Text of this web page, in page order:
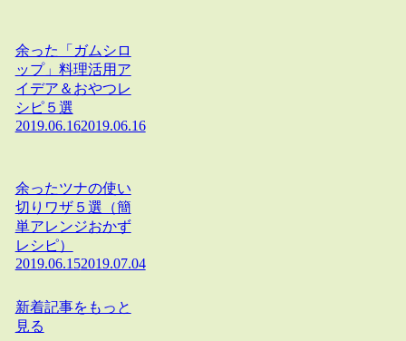
余った「ガムシロ
ップ」料理活用ア
イデア＆おやつレ
シピ５選
2019.06.162019.06.16
余ったツナの使い
切りワザ５選（簡
単アレンジおかず
レシピ）
2019.06.152019.07.04
新着記事をもっと
見る